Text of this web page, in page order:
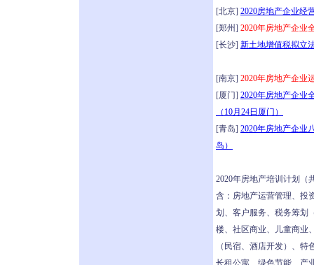
[北京] 2020房地产企业经
[郑州] 2020年房地产企业
[长沙] 新土地增值税拟立
[南京] 2020年房地产企业
[厦门] 2020年房地产企业
（10月24日厦门）
[青岛] 2020年房地产企业
岛）
2020年房地产培训计划（
含：房地产运营管理、投
划、客户服务、税务筹划
楼、社区商业、儿童商业
（民宿、酒店开发）、
长租公寓、绿色节能、产